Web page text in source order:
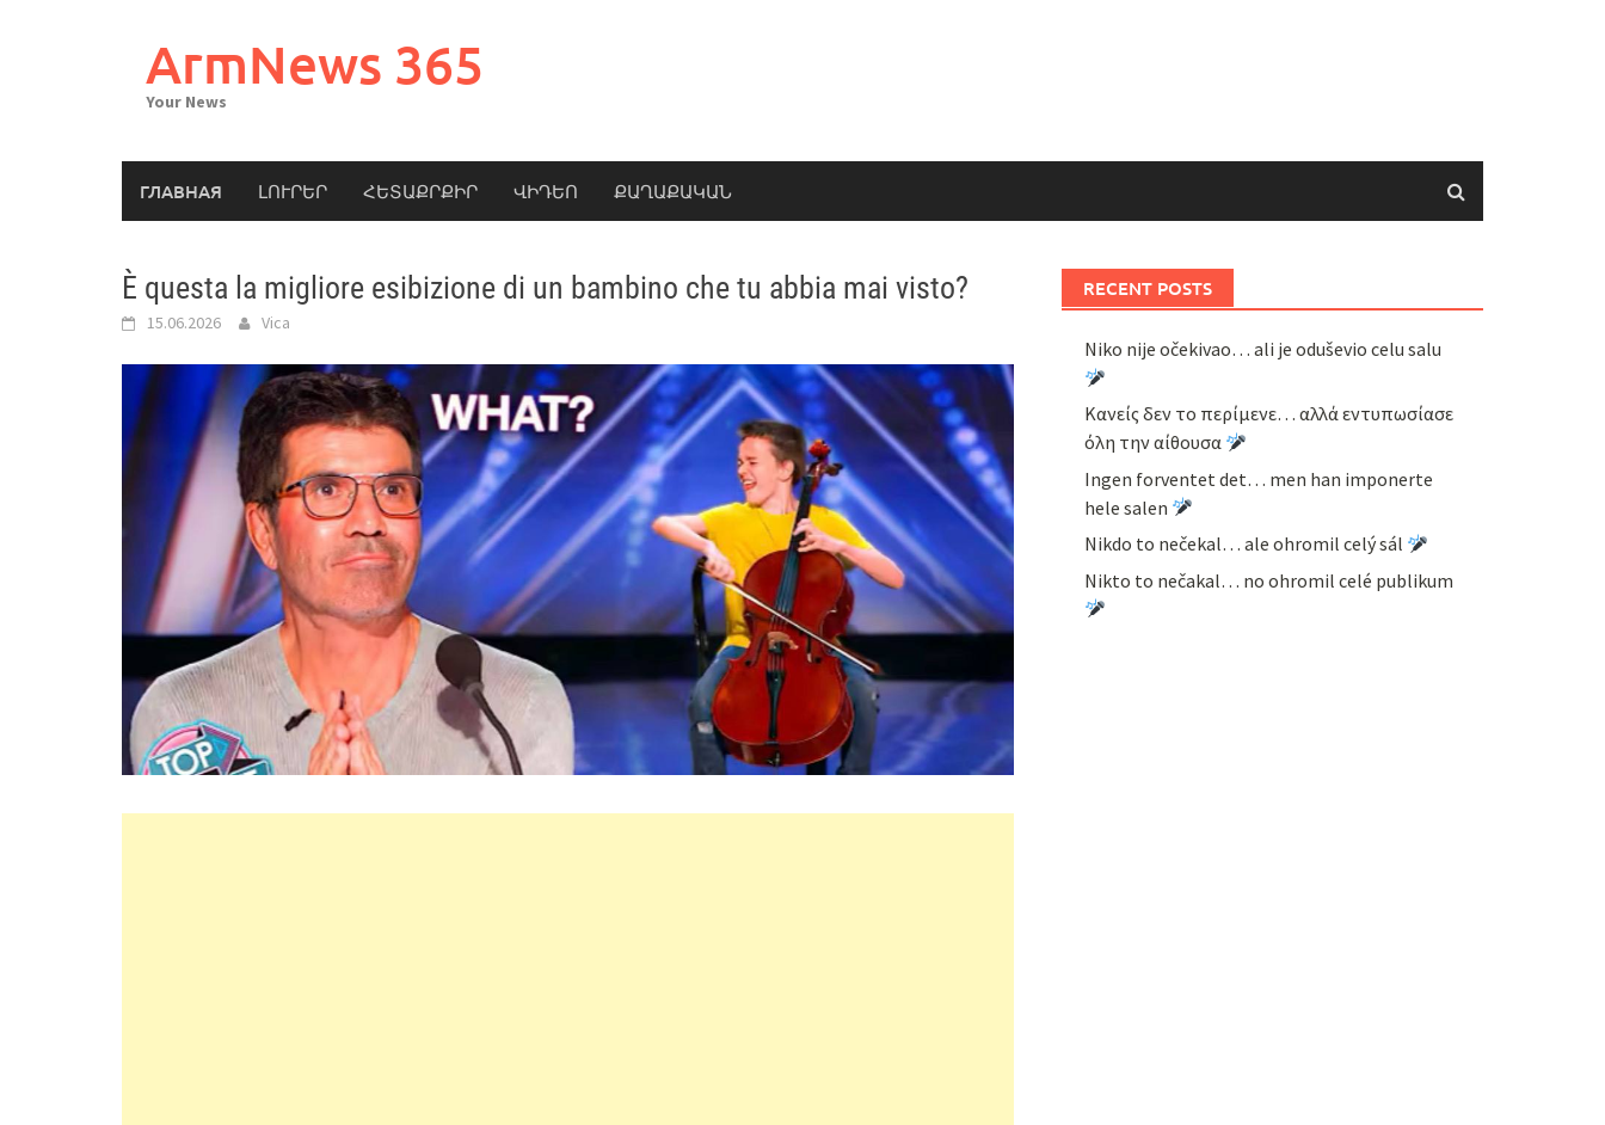
ArmNews 365
Your News
ГЛАВНАЯ ԼՈՒՐԵՐ ՀԵՏԱՔՐՔԻՐ ՎԻԴԵՈ ՔԱՂԱՔԱԿԱՆ
È questa la migliore esibizione di un bambino che tu abbia mai visto?
15.06.2026 Vica
RECENT POSTS
Niko nije očekivao… ali je oduševio celu salu
Κανείς δεν το περίμενε… αλλά εντυπωσίασε
όλη την αίθουσα
Ingen forventet det… men han imponerte
hele salen
Nikdo to nečekal… ale ohromil celý sál
Nikto to nečakal… no ohromil celé publikum